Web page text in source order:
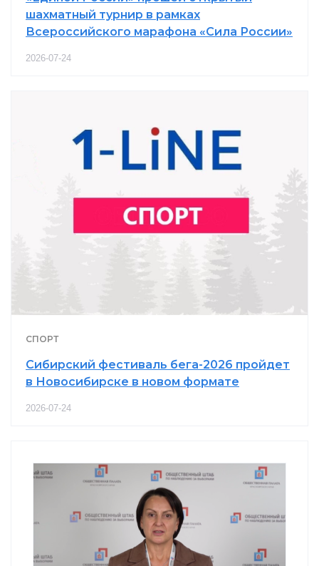
шахматный турнир в рамках
Всероссийского марафона «Сила России»
2026-07-24
СПОРТ
Сибирский фестиваль бега-2026 пройдет
в Новосибирске в новом формате
2026-07-24